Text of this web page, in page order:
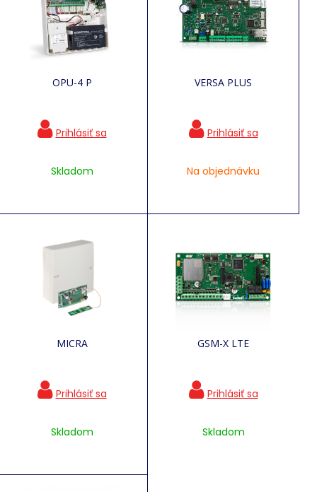
OPU-4 P
Skladom
VERSA PLUS
Na objednávku
MICRA
Skladom
GSM-X LTE
Skladom